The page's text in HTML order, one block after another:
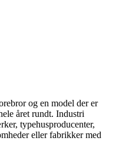
og en model der er
året rundt. Industri
typehusproducenter,
eller fabrikker med